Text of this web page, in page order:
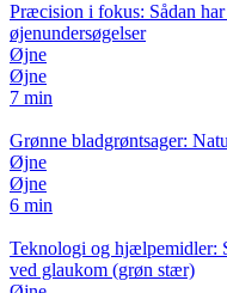
Præcision i fokus: Sådan
øjenundersøgelser
Øjne
Øjne
7 min
Grønne bladgrøntsager:
Øjne
Øjne
6 min
Teknologi og hjælpemidler:
ved glaukom (grøn stær)